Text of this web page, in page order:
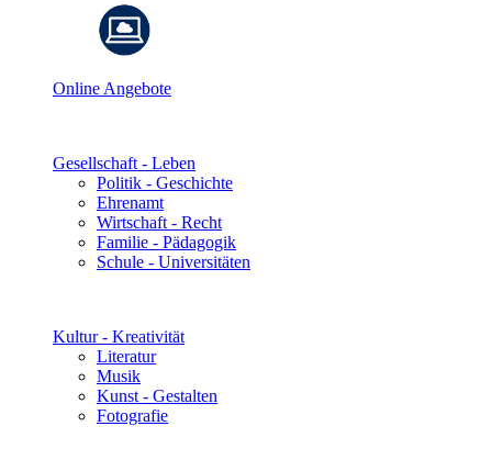
Online Angebote
Gesellschaft - Leben
Politik - Geschichte
Ehrenamt
Wirtschaft - Recht
Familie - Pädagogik
Schule - Universitäten
Kultur - Kreativität
Literatur
Musik
Kunst - Gestalten
Fotografie